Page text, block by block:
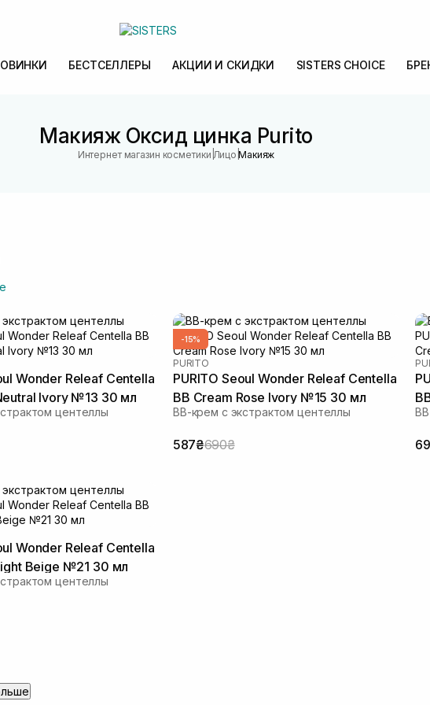
БЕСТСЕЛЛЕРЫ АКЦИИ И СКИДКИ SISTERS CHOICE
Макияж Оксид цинка Purito
Интернет магазин косметики Лицо |Макияж
Wonder Releaf Centella
Ivory №13 30 мл
центеллы
-15%
PURITO
PURITO Seoul Wonder Releaf Centella
BB Cream Rose Ivory №15 30 мл
ВВ-крем с экстрактом центеллы
587₴690₴
Wonder Releaf Centella
Beige №21 30 мл
центеллы